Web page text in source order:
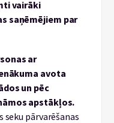
vairāki
saņēmējiem par
ar
avota
un pēc
apstākļos.
pārvarēšanas